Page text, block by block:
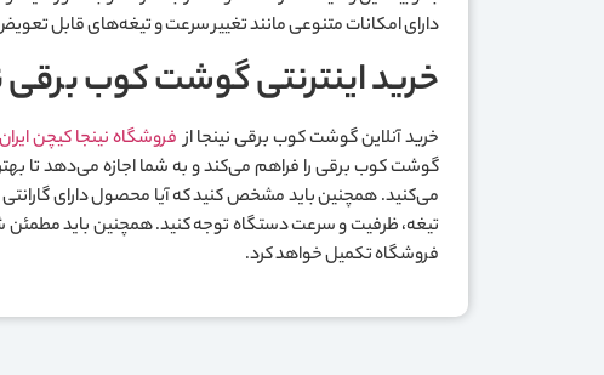
دارای امکانات متنوعی مانند تغییر سرعت و تیغه‌های قابل
خرید اینترنتی گوشت کوب برقی
خرید آنلاین گوشت کوب برقی نینجا از فروشگاه نینجا کیچن ایران
گوشت کوب برقی را فراهم می‌کند و به شما اجازه می‌دهد تا
می‌کنید. همچنین باید مشخص کنید که آیا محصول دارای
فروشگاه تکمیل خواهد کرد.